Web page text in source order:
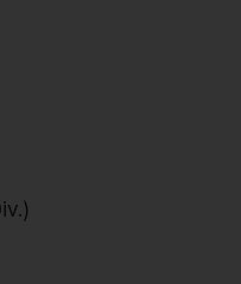
임을>